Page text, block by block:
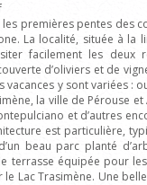
premières pentes des
La localité, située à la
facilement les deux
d’oliviers et de
vacances y sont variées :
la ville de Pérouse
et d’autres
est particulière,
beau parc planté
terrasse équipée pour
Lac Trasimène. Une